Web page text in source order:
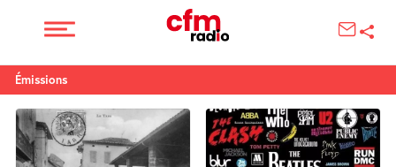
Émissions